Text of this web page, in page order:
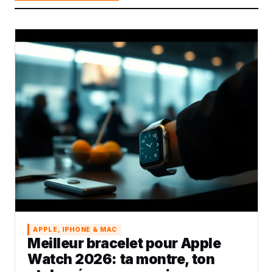
APPLE, IPHONE & MAC
Meilleur bracelet pour Apple
Watch 2026: ta montre, ton